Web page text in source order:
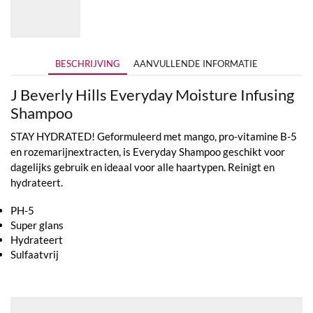
BESCHRIJVING AANVULLENDE INFORMATIE
J Beverly Hills Everyday Moisture Infusing
Shampoo
STAY HYDRATED! Geformuleerd met mango, pro-vitamine B-5
en rozemarijnextracten, is Everyday Shampoo geschikt voor
dagelijks gebruik en ideaal voor alle haartypen. Reinigt en
hydrateert.
PH-5
Super glans
Hydrateert
Sulfaatvrij